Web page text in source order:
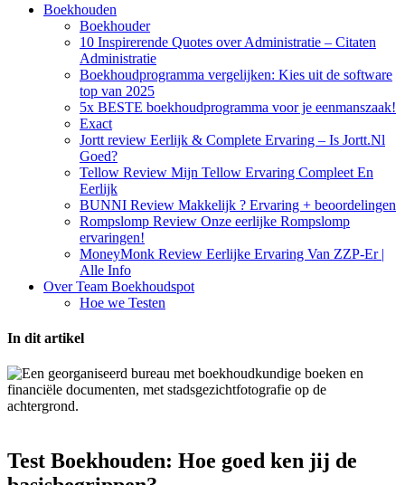
Boekhouden
Boekhouder
10 Inspirerende Quotes over Administratie – Citaten
Administratie
Boekhoudprogramma vergelijken: Kies uit de software
top van 2025
5x BESTE boekhoudprogramma voor je eenmanszaak!
Exact
Jortt review Eerlijk & Complete Ervaring – Is Jortt.Nl
Goed?
Tellow Review Mijn Tellow Ervaring Compleet En
Eerlijk
BUNNI Review Makkelijk ? Ervaring + beoordelingen
Rompslomp Review Onze eerlijke Rompslomp
ervaringen!
MoneyMonk Review Eerlijke Ervaring Van ZZP-Er |
Alle Info
Over Team Boekhoudspot
Hoe we Testen
In dit artikel
Test Boekhouden: Hoe goed ken jij de